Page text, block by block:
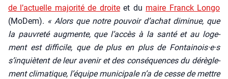
de l’ac­tuelle majo­ri­té de droiteet du maire Franck Lon­go
(MoDem). « Alors que notre pou­voir d’achat dimi­nue, que
la pau­vre­té aug­mente, que l’accès à la san­té et au loge­
ment est dif­fi­cile, que de plus en plus de Fontainois·e·s
s’inquiètent de leur ave­nir et des consé­quences du dérè­gle­
ment cli­ma­tique, l’équipe muni­ci­pale n’a de cesse de mettre